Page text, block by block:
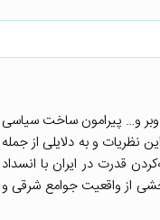
و… پیرامون ساخت سیاسی
نظریات و به دلایلی از جمله
قدرت در ایران با انسداد
از واقعیت جوامع شرقی و